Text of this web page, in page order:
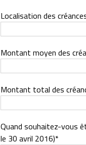
Localisation des
Montant moyen des
Montant total des
Quand souhaitez-vous
le 30 avril 2016)*